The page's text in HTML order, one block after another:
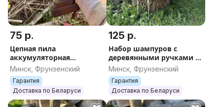
75 р.
Цепная пила
аккумуляторная
портативная Chain Saw
садовая для обрезки
деревьев, 2
аккумулятора и кейс
Минск, Фрунзенский
Гарантия
Доставка по Беларуси
125 р.
Набор шампуров с
деревянными ручками в
чехле 6 шампуров, нож
вилка, двойной шампур,
пруток и кочерга
Минск, Фрунзенский
Гарантия
Доставка по Беларуси